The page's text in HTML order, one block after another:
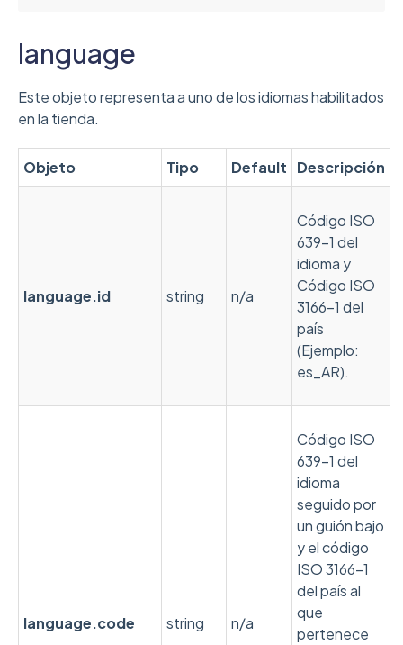
language
Este objeto representa a uno de los idiomas habilitados
en la tienda.
Objeto Tipo Default Descripción
language.id string n/a
Código ISO
639-1 del
idioma y
Código ISO
3166-1 del
país
(Ejemplo:
es_AR).
language.code string n/a
Código ISO
639-1 del
idioma
seguido por
un guión bajo
y el código
ISO 3166-1
del país al
que
pertenece